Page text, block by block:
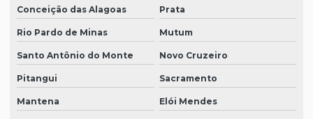
Conceição das Alagoas Prata
Rio Pardo de Minas Mutum
Santo Antônio do Monte Novo Cruzeiro
Pitangui Sacramento
Mantena Elói Mendes